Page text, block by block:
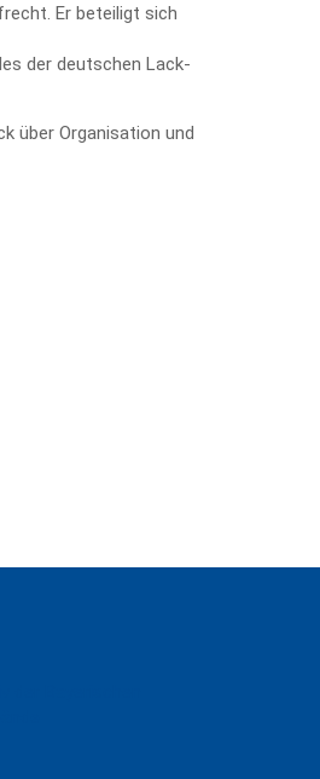
Er beteiligt sich
der deutschen Lack-
über Organisation und